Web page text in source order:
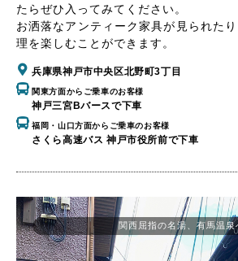
たらぜひ入ってみてください。
お洒落なアンティーク家具が見られた
理を楽しむことができます。
兵庫県神戸市中央区北野町3丁目
関東方面からご乗車のお客様
神戸三宮Bバースで下車
福岡・山口方面からご乗車のお客様
さくら高速バス 神戸市役所前で下車
関西屈指の名湯、有馬温泉